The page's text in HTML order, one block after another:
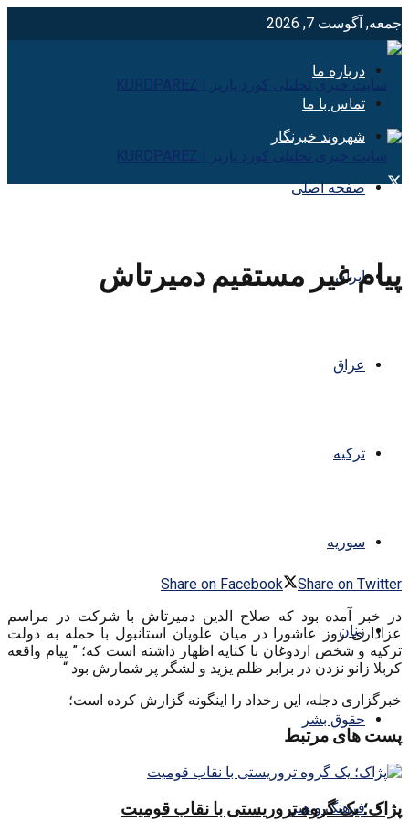
جمعه, آگوست 7, 2026
درباره ما
تماس با ما
شهروند خبرنگار
صفحه اصلی
ایران
عراق
ترکیه
سوریه
زنان
حقوق بشر
فرهنگ و هنر
پیام غیر مستقیم دمیرتاش
Share on Facebook
Share on Twitter
در خبر آمده بود که صلاح الدین دمیرتاش با شرکت در مراسم
عزاداری روز عاشورا در میان علویان استانبول با حمله به دولت
ترکیه و شخص اردوغان با کنایه اظهار داشته است که؛ ” پیام واقعه
کربلا زانو نزدن در برابر ظلم یزید و لشگر پر شمارش بود “
خبرگزاری دجله، این رخداد را اینگونه گزارش کرده است؛
پست های مرتبط
پژاک؛ یک گروه تروریستی با نقاب قومیت